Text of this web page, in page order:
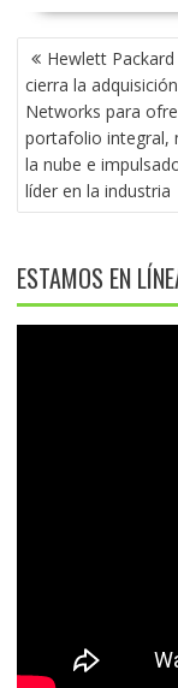
NAVEGACIÓN
DE
ENTRADAS
Hewlett
cierra la
Networks para
portafolio integral,
la nube e
líder en la industria
ESTAMOS EN